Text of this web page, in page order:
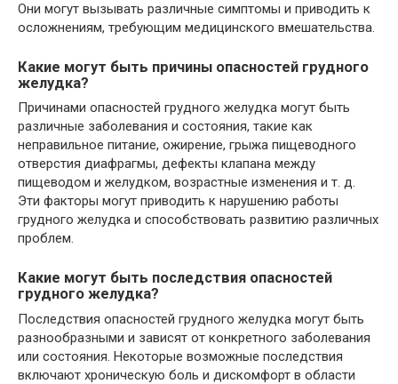
Они могут вызывать различные симптомы и приводить к
осложнениям, требующим медицинского вмешательства.
Какие могут быть причины опасностей грудного
желудка?
Причинами опасностей грудного желудка могут быть
различные заболевания и состояния, такие как
неправильное питание, ожирение, грыжа пищеводного
отверстия диафрагмы, дефекты клапана между
пищеводом и желудком, возрастные изменения и т. д.
Эти факторы могут приводить к нарушению работы
грудного желудка и способствовать развитию различных
проблем.
Какие могут быть последствия опасностей
грудного желудка?
Последствия опасностей грудного желудка могут быть
разнообразными и зависят от конкретного заболевания
или состояния. Некоторые возможные последствия
включают хроническую боль и дискомфорт в области